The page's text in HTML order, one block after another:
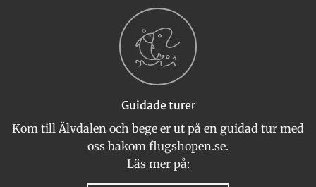
Guidade turer
Kom till Älvdalen och bege er ut på en guidad tur med
oss bakom flugshopen.se.
Läs mer på: